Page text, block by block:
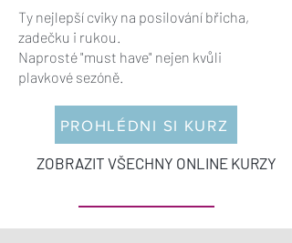
Ty nejlepší cviky na posilování břicha,
zadečku i rukou.
Naprosté "must have" nejen kvůli
plavkové sezóně.
PROHLÉDNI SI KURZ
ZOBRAZIT VŠECHNY ONLINE KURZY